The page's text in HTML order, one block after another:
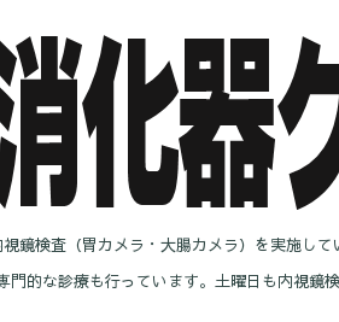
鏡検査（胃カメラ・大腸カメラ）を実施し
的な診療も行っています。土曜日も内視鏡